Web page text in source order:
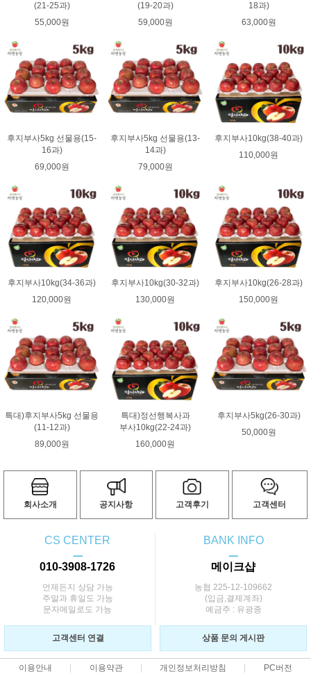
(21-25과)
55,000원
(19-20과)
59,000원
18과)
63,000원
후지부사5kg 선물용(15-
16과)
69,000원
후지부사5kg 선물용(13-
14과)
79,000원
후지부사10kg(38-40과)
110,000원
후지부사10kg(34-36과)
120,000원
후지부사10kg(30-32과)
130,000원
후지부사10kg(26-28과)
150,000원
특대)후지부사5kg 선물용
(11-12과)
89,000원
특대)정선행복사과
부사10kg(22-24과)
160,000원
후지부사5kg(26-30과)
50,000원
회사소개 공지사항 고객후기 고객센터
CS CENTER
ㅡ
010-3908-1726
언제든지 상담 가능
주말과 휴일도 가능
문자메일로도 가능
BANK INFO
ㅡ
메이크샵
농협 225-12-109662
(입금,결제계좌)
예금주 : 유광종
고객센터 연결 상품 문의 게시판
이용안내 이용약관 개인정보처리방침 PC버전